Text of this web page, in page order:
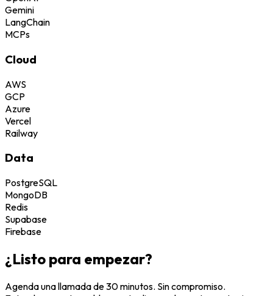
Gemini
LangChain
MCPs
Cloud
AWS
GCP
Azure
Vercel
Railway
Data
PostgreSQL
MongoDB
Redis
Supabase
Firebase
¿Listo para empezar?
Agenda una llamada de 30 minutos. Sin compromiso.